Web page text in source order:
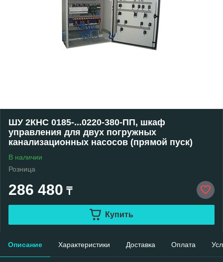
ШУ 2КНС 0185-...0220-380-ПП, шкаф
управления для двух погружных
канализационных насосов (прямой пуск)
В наличии
Розница
286 480 ₸
Купить
Описание Характеристики Доставка Оплата